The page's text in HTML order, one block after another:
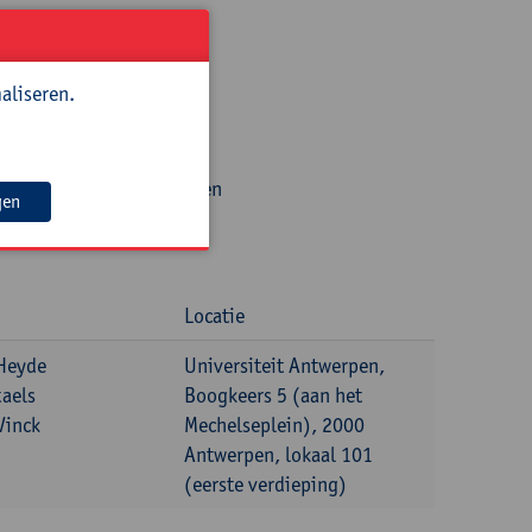
Onderwijs Vlaanderen
Locatie
Universiteit Antwerpen,
Boogkeers 5 (aan het
Mechelseplein), 2000
Antwerpen, lokaal 101
(eerste verdieping)